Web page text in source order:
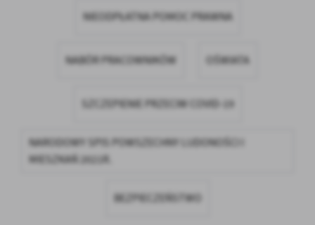
firm będących naszymi partnerami oraz innych dostawców usług.
Firmy te działają w charakterze pośredników prezentujących nasze
społecznościowych.
NIEODPŁATNA POMOC PRAWNA
NABÓR PRACOWNIKÓW OŚWIATA
SZCZEPIENIE PRZECIW COVID-19
NARODOWY SPIS POWSZECHNY LUDONOŚCI I
MIESZKAŃ 2021R.
BEZPIECZEŃSTWO